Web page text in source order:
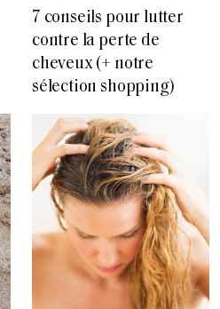
7 conseils pour lutter
contre la perte de
cheveux (+ notre
sélection shopping)